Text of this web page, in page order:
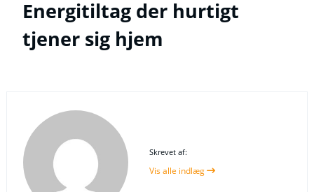
Energitiltag der hurtigt
tjener sig hjem
Skrevet af:
Vis alle indlæg